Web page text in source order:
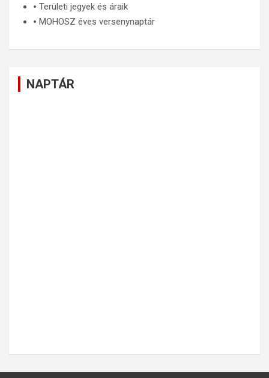
🞄 Területi jegyek és áraik
🞄 MOHOSZ éves versenynaptár
NAPTÁR